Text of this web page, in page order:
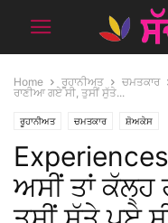
Home ਰੂਹਾਨੀਅਤ ਚਮਤਕਾਰ
ਰਾਣੀਆ ਗਏ ਸੀ, ਤੁਸੀਂ ਸੁੱਤੇ...
ਰੂਹਾਨੀਅਤ ਚਮਤਕਾਰ ਸ਼ੋਅਕੇਸ
ਅਸੀਂ ਤਾਂ ਕੱਲ੍ਹ